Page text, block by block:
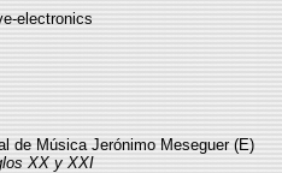
electronics
de Música Jerónimo Meseguer (E)
XX y XXI